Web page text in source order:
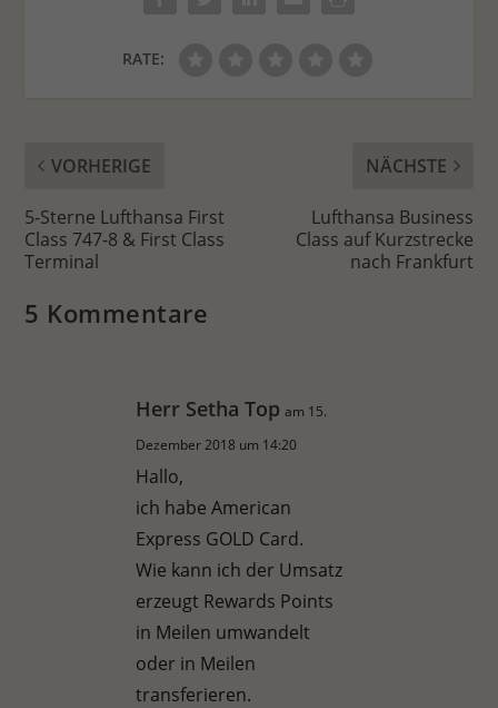
RATE:
VORHERIGE
5-Sterne Lufthansa First
Class 747-8 & First Class
Terminal
NÄCHSTE
Lufthansa Business
Class auf Kurzstrecke
nach Frankfurt
5 Kommentare
Herr Setha Top am 15.
Dezember 2018 um 14:20
Hallo,
ich habe American
Express GOLD Card.
Wie kann ich der Umsatz
erzeugt Rewards Points
in Meilen umwandelt
oder in Meilen
transferieren.